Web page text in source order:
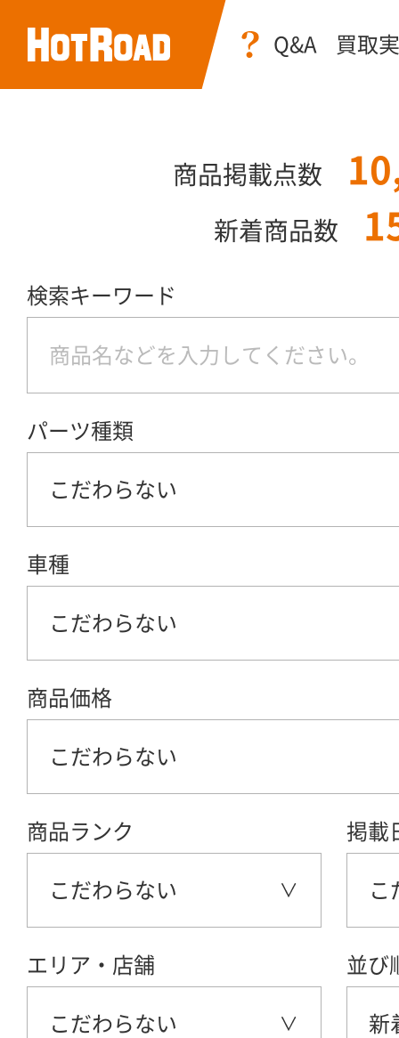
Q&A 買取
商品掲載点数
新着商品数
検索キーワード
パーツ種類
こだわらない
車種
こだわらない
商品価格
こだわらない
商品ランク
こだわらない
掲載
こ
エリア・店舗
こだわらない
並び
新